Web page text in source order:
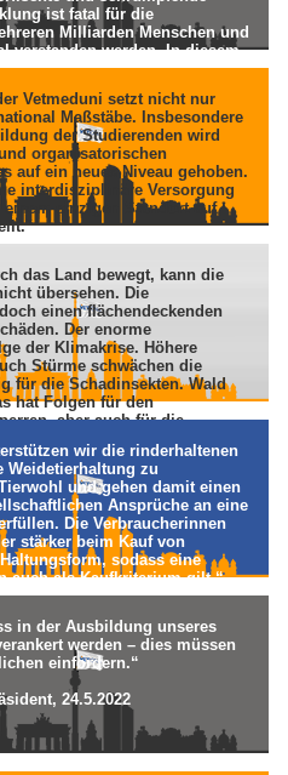
ist fatal für die
Milliarden Menschen und
verstanden werden. In diesem
klugen Meeres- und
weiter auf eine ökologische
beim WWF Deutschland,
Vetmeduni setzt nicht nur
Maßstäbe. Insbesondere
der Studierenden wird
organisatorischen
auf ein neues Niveau gehoben.
interdisziplinäre Versorgung
einzigen Standort auf
das Land bewegt, kann die
übersehen. Die
einen flächendeckenden
Der enorme
der Klimakrise. Höhere
Stürme schwächen die
für die Schadinsekten. Wald
hat Folgen für den
aber auch für die
Rohstoff Holz und als
wird da der ökologische
arten- und strukturreichen
Sachsen, 26.6.2022
wir die rinderhaltenen
Weidetierhaltung zu
und gehen damit einen
Ansprüche an eine
Die Verbraucherinnen
stärker beim Kauf von
sodass eine
auch als Kaufkriterium gilt.“
in der Ausbildung unseres
werden – dies müssen
einfordern.“
24.5.2022